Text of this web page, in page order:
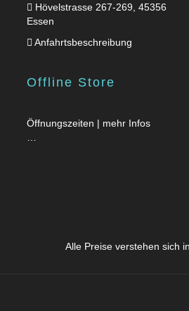
Hövelstrasse 267-269, 45356
Essen
Anfahrtsbeschreibung
Offline Store
Öffnungszeiten | mehr Infos
…
Alle Preise verstehen sich